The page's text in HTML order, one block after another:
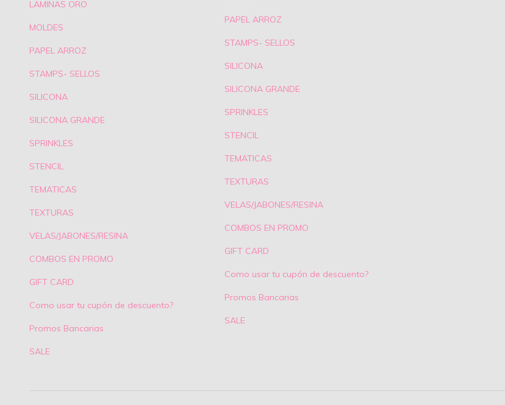
LAMINAS ORO
MOLDES
PAPEL ARROZ
STAMPS- SELLOS
SILICONA
SILICONA GRANDE
SPRINKLES
STENCIL
TEMATICAS
TEXTURAS
VELAS/JABONES/RESINA
COMBOS EN PROMO
GIFT CARD
Como usar tu cupón de descuento?
Promos Bancarias
SALE
PAPEL ARROZ
STAMPS- SELLOS
SILICONA
SILICONA GRANDE
SPRINKLES
STENCIL
TEMATICAS
TEXTURAS
VELAS/JABONES/RESINA
COMBOS EN PROMO
GIFT CARD
Como usar tu cupón de descuento?
Promos Bancarias
SALE